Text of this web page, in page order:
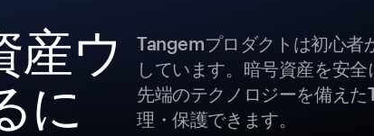
産ウ
に
Tangemプロダクトは初心者
しています。暗号資産を安
先端のテクノロジーを備え
理・保護できます。